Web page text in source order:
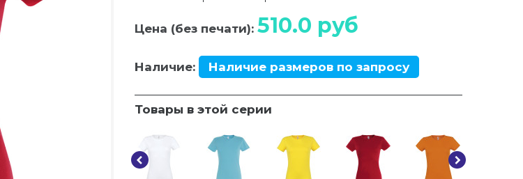
Цена (без печати): 510.0 руб
Наличие: Наличие размеров по запросу
Товары в этой серии